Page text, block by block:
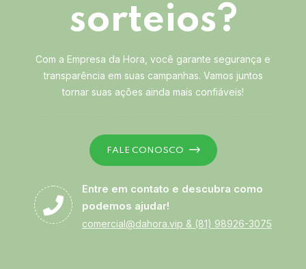
sorteios?
Com a Empresa da Hora, você garante segurança e
transparência em suas campanhas. Vamos juntos
tornar suas ações ainda mais confiáveis!
FALE CONOSCO
Entre em contato e descubra como
podemos ajudar!
comercial@dahora.vip & (81) 98926-3075